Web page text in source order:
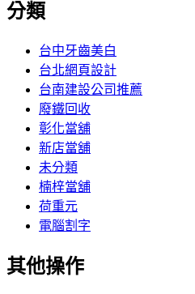
分類
台中牙齒美白
台北網頁設計
台南建設公司推薦
廢鐵回收
彰化當舖
新店當舖
未分類
楠梓當舖
荷重元
電腦割字
其他操作